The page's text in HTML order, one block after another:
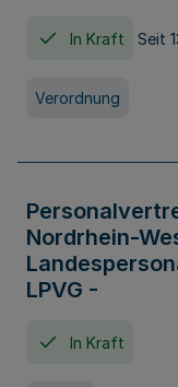
In Kraft Seit
Verordnung
Nordrhein-
LPVG -
In Kraft